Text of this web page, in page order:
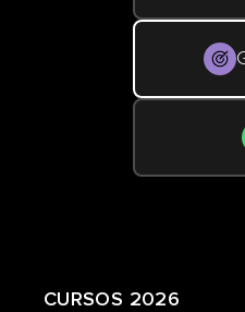
CURSOS 2026